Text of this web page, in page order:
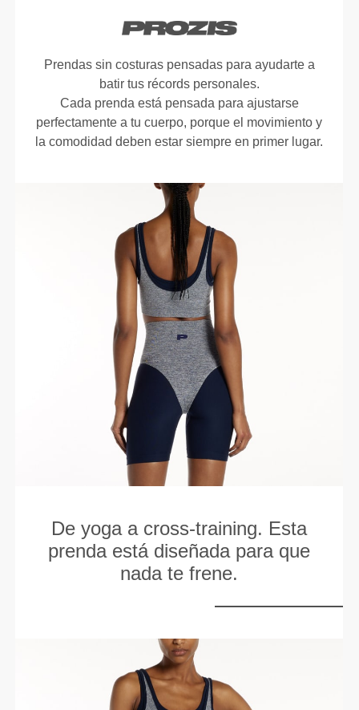
Prendas sin costuras pensadas para ayudarte a
batir tus récords personales.
Cada prenda está pensada para ajustarse
perfectamente a tu cuerpo, porque el movimiento y
la comodidad deben estar siempre en primer lugar.
De yoga a cross-training. Esta
prenda está diseñada para que
nada te frene.